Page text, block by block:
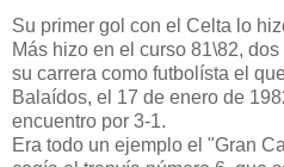
Su primer gol con el Celta lo
Más hizo en el curso 81\82,
su carrera como futbolísta el
Balaídos, el 17 de enero de
encuentro por 3-1.
Era todo un ejemplo el "Gran